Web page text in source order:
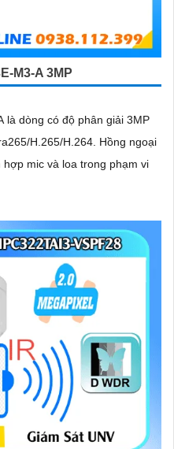
M3-A 3MP
là dòng có độ phân giải 3MP
H.265/H.264. Hồng ngoại
mic và loa trong phạm vi